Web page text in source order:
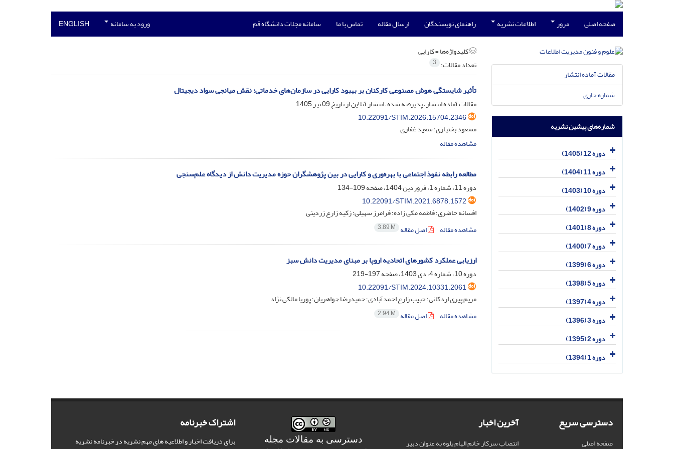
صفحه اصلی مرور اطلاعات نشریه راهنمای نویسندگان ارسال مقاله تماس با ما سامانه مجلات دانشگاه قم ورود به سامانه ENGLISH
کلیدواژه‌ها =کارایی
تعداد مقالات: 3
تأثیر شایستگی هوش مصنوعی کارکنان بر بهبود کارایی در سازمان‌های خدماتی: نقش میانجی سواد دیجیتال
مقالات آماده انتشار، پذیرفته شده، انتشار آنلاین از تاریخ09 تیر 1405
10.22091/STIM.2026.15704.2346
مسعود بختیاری؛ سعید غفاری
مشاهده مقاله
مطالعه رابطه نفوذ اجتماعی با بهره‌وری و کارایی در بین پژوهشگران حوزه مدیریت دانش از دیدگاه علم‌سنجی
دوره 11، شماره 1، فروردین 1404، صفحه
109-134
10.22091/STIM.2021.6878.1572
افسانه حاضری؛ فاطمه مکی زاده؛ فرامرز سهیلی؛ زکیه زارع زردینی
مشاهده مقاله
اصل مقاله 3.89 M
ارزیابی عملکرد کشورهای اتحادیه اروپا بر مبنای مدیریت دانش سبز
دوره 10، شماره 4، دی 1403، صفحه
197-219
10.22091/STIM.2024.10331.2061
مریم پیری اردکانی؛ حبیب زارع احمدآبادی؛ حمیدرضا جواهریان؛ پوریا مالکی نژاد
مشاهده مقاله
اصل مقاله 2.94 M
مقالات آماده انتشار
شماره جاری
شماره‌های پیشین نشریه
دوره 12 (1405)
دوره 11 (1404)
دوره 10 (1403)
دوره 9 (1402)
دوره 8 (1401)
دوره 7 (1400)
دوره 6 (1399)
دوره 5 (1398)
دوره 4 (1397)
دوره 3 (1396)
دوره 2 (1395)
دوره 1 (1394)
دسترسی سریع
صفحه اصلی
آخرین اخبار
انتصاب سرکار خانم الهام یلوه به عنوان دبیر
دسترسی به مقالات مجله
اشتراک خبرنامه
برای دریافت اخبار و اطلاعیه های مهم نشریه در خبرنامه نشریه